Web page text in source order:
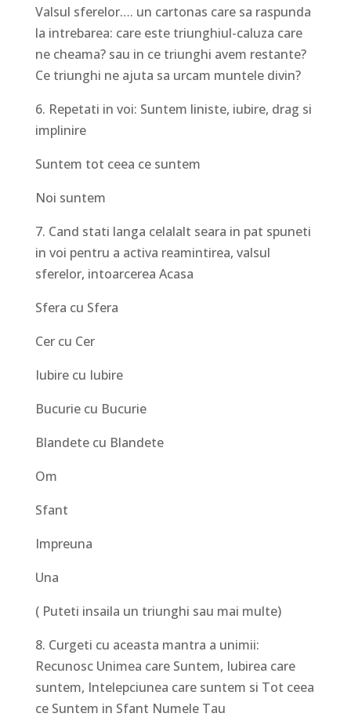
Valsul sferelor…. un cartonas care sa raspunda
la intrebarea: care este triunghiul-caluza care
ne cheama? sau in ce triunghi avem restante?
Ce triunghi ne ajuta sa urcam muntele divin?
6. Repetati in voi: Suntem liniste, iubire, drag si
implinire
Suntem tot ceea ce suntem
Noi suntem
7. Cand stati langa celalalt seara in pat spuneti
in voi pentru a activa reamintirea, valsul
sferelor, intoarcerea Acasa
Sfera cu Sfera
Cer cu Cer
Iubire cu Iubire
Bucurie cu Bucurie
Blandete cu Blandete
Om
Sfant
Impreuna
Una
( Puteti insaila un triunghi sau mai multe)
8. Curgeti cu aceasta mantra a unimii:
Recunosc Unimea care Suntem, Iubirea care
suntem, Intelepciunea care suntem si Tot ceea
ce Suntem in Sfant Numele Tau